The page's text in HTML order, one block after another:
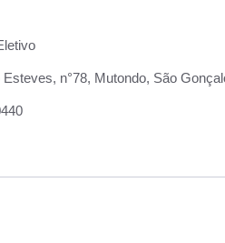
Esteves, n°78, Mutondo, São